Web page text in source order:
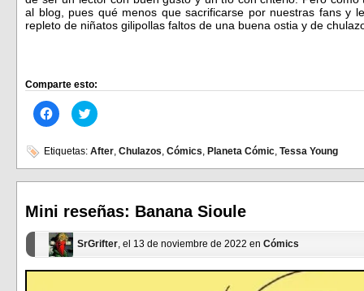
al blog, pues qué menos que sacrificarse por nuestras fans y
repleto de niñatos gilipollas faltos de una buena ostia y de
Comparte esto:
Haz
clic
en
Facebook
(Se
abre
ventana
nueva)
Haz
clic
en
Twitter
(Se
abre
ventana
nueva)
Etiquetas: After, Chulazos, Cómics, Planeta Cómic, Tessa Young
Mini reseñas: Banana Sioule
SrGrifter, el 13 de noviembre de 2022 en Cómics